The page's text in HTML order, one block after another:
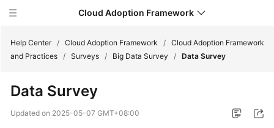
Cloud Adoption Framework
Adoption
Framework
Help Center / Cloud Adoption Framework / Cloud Adoption Framework
and Practices / Surveys / Big Data Survey / Data Survey
Data Survey
Updated on 2025-05-07 GMT+08:00